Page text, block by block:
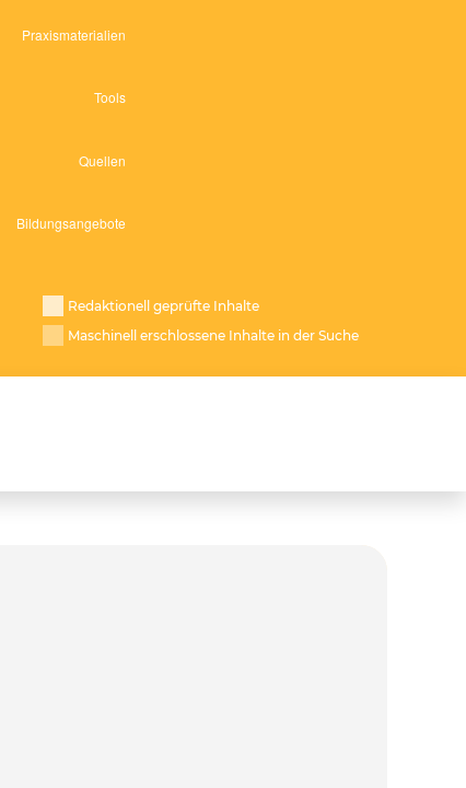
Redaktionell geprüfte Inhalte
Maschinell erschlossene Inhalte in der Suche